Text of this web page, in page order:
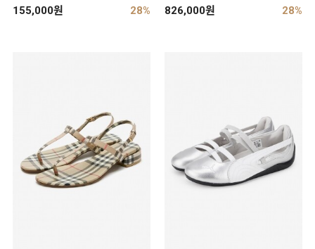
155,000원 28% 826,000원 28%